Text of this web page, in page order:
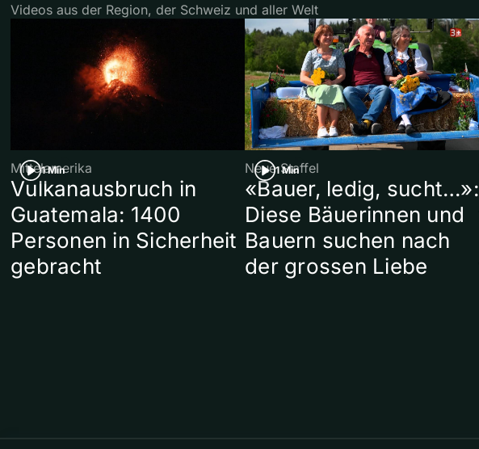
Videos aus der Region, der Schweiz und aller Welt
1 Min
Mittelamerika
Vulkanausbruch in
Guatemala: 1400
Personen in Sicherheit
gebracht
1 Min
Neue Staffel
«Bauer, ledig, sucht…»:
Diese Bäuerinnen und
Bauern suchen nach
der grossen Liebe